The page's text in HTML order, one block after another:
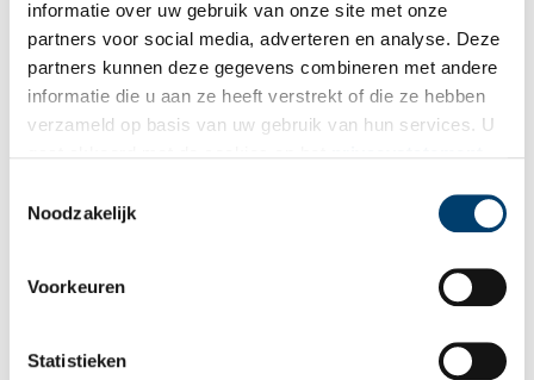
informatie over uw gebruik van onze site met onze
partners voor social media, adverteren en analyse. Deze
partners kunnen deze gegevens combineren met andere
informatie die u aan ze heeft verstrekt of die ze hebben
verzameld op basis van uw gebruik van hun services. U
Noodzakelijk
Voorkeuren
Statistieken
Gebouwtype: Woonhuis
Geveltype: Lijstgevel
Bouwstijl: Lodewijk XV
Bouwjaar: 1751
Opdrachtgever/eerste gebruiker: Floris Kroll
Publicatiedatum: 21/03/2014
Ontvang de nieuwsbrief